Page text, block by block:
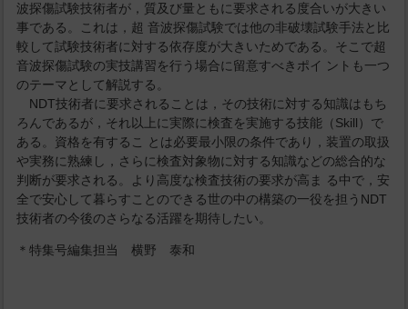
波探傷試験技術者が，質及び量ともに要求される度合いが大きい
事である。これは，超 音波探傷試験では他の非破壊試験手法と比
較して試験技術者に対する依存度が大きいためである。そこで超
音波探傷試験の実技講習を行う場合に留意すべきポイ ントも一つ
のテーマとして解説する。
NDT技術者に要求されることは，その技術に対する知識はもち
ろんであるが，それ以上に実際に検査を実施する技能（Skill）で
ある。資格を有するこ とは必要最小限の条件であり，装置の取扱
や実務に熟練し，さらに検査対象物に対する知識などの総合的な
判断が要求される。より高度な検査技術の要求が高ま る中で，安
全で安心して暮らすことのできる世の中の構築の一役を担うNDT
技術者の今後のさらなる活躍を期待したい。
＊特集号編集担当 横野 泰和